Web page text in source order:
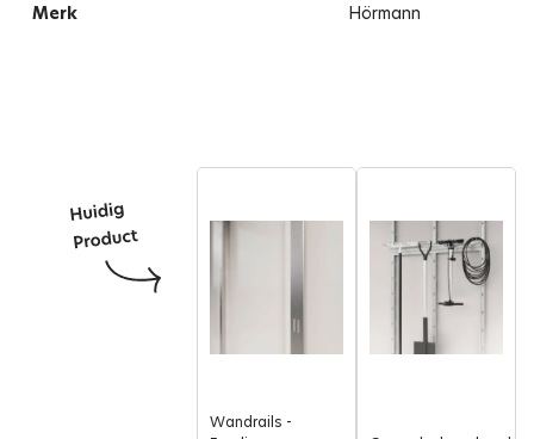
Merk Hörmann
Wandrails -